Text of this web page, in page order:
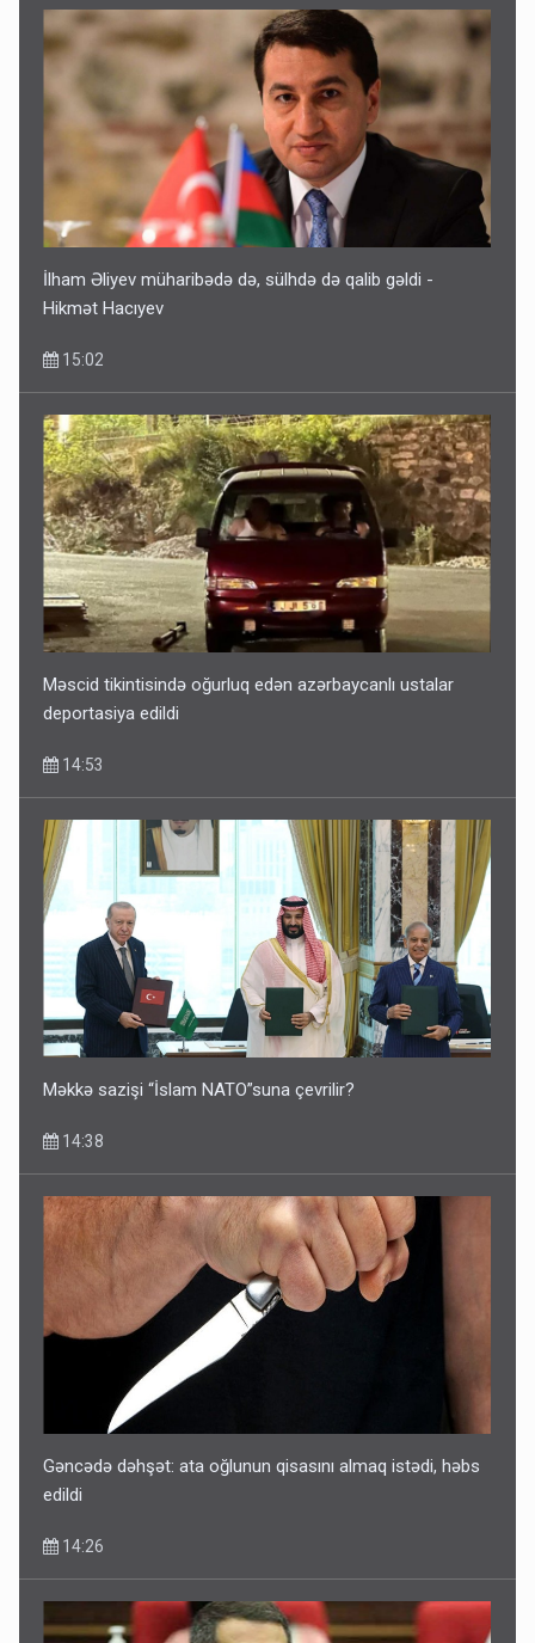
İlham Əliyev müharibədə də, sülhdə də qalib gəldi -
Hikmət Hacıyev
15:02
Məscid tikintisində oğurluq edən azərbaycanlı ustalar
deportasiya edildi
14:53
Məkkə sazişi “İslam NATO”suna çevrilir?
14:38
Gəncədə dəhşət: ata oğlunun qisasını almaq istədi, həbs
edildi
14:26